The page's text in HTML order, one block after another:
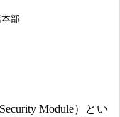
部
Module）とい